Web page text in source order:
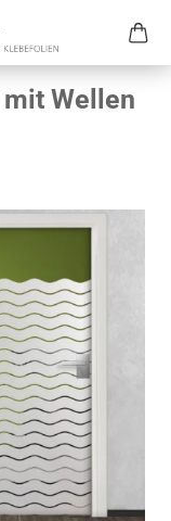
Wellen